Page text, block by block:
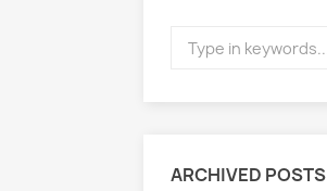
ARCHIVED POSTS